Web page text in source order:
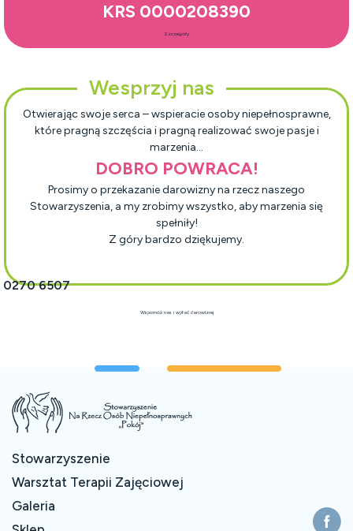
KRS 0000208390
Szczegóły
Wesprzyj nas
Otwierając swoje serca – wspieracie osoby niepełnosprawne,
które pragną szczęścia i pragną realizować swoje pasje i
marzenia…
DOBRO POWRACA!
Prosimy o przekazanie darowizny na rzecz naszego
Stowarzyszenia, a my zrobimy wszystko, aby marzenia się
spełniły!
Z góry bardzo dziękujemy.
0270 6507
Wspomóż nas i wpłać darowiznę
Stowarzyszenie
Warsztat Terapii Zajęciowej
Galeria